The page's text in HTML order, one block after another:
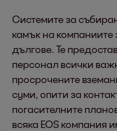
Системите за
камък на компаниите
дългове. Те
персонал всички
просрочените
суми, опити за
погасителните
всяка EOS компания